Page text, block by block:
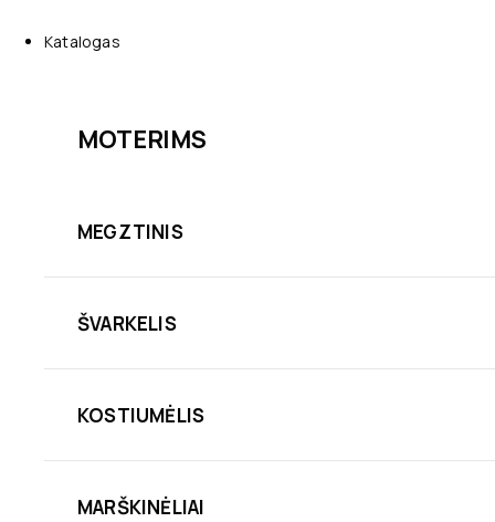
Katalogas
MOTERIMS
MEGZTINIS
ŠVARKELIS
KOSTIUMĖLIS
MARŠKINĖLIAI